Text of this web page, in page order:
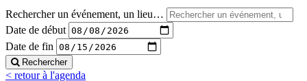
Rechercher un événement, un lieu…
Date de début
Date de fin
Rechercher
< retour à l'agenda